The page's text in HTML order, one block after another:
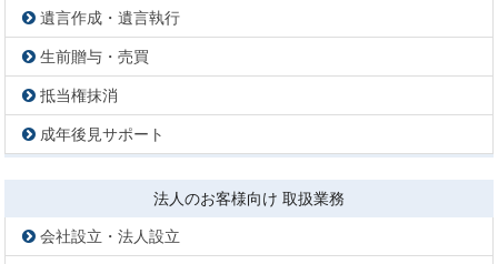
遺言作成・遺言執行
生前贈与・売買
抵当権抹消
成年後見サポート
法人のお客様向け 取扱業務
会社設立・法人設立